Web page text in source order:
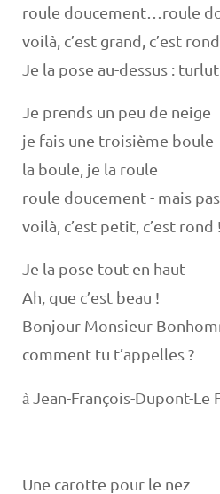
roule doucement…roule
voilà, c’est grand, c’est
Je la pose au-dessus :
Je prends un peu de neige
je fais une troisième boule
la boule, je la roule
roule doucement - mais
voilà, c’est petit, c’est rond !
Je la pose tout en haut
Ah, que c’est beau !
Bonjour Monsieur
comment tu t’appelles ?
à Jean-François-Dupont-Le
Une carotte pour le nez